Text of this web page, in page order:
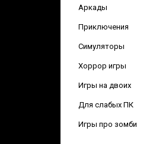
Аркады
Приключения
Симуляторы
Хоррор игры
Игры на двоих
Для слабых ПК
Игры про зомби